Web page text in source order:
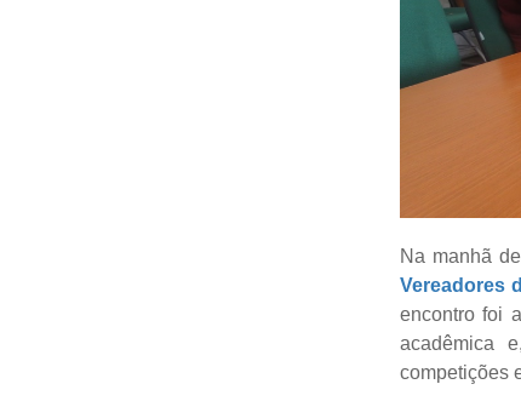
Na manhã
Vereadores
encontro foi
acadêmica
competições